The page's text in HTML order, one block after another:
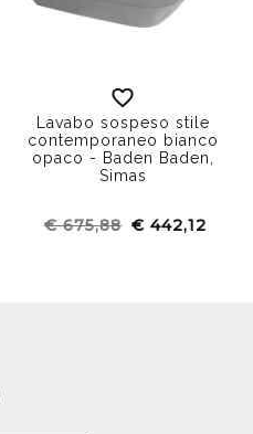
Lavabo sospeso stile
contemporaneo bianco
opaco - Baden Baden,
Simas
€ 675,88 € 442,12